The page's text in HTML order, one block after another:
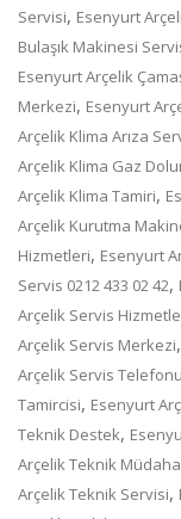
Servisi, Esenyurt
Bulaşık Makinesi
Esenyurt Arçelik
Merkezi, Esenyurt
Arçelik Klima Arıza
Arçelik Klima Gaz
Arçelik Klima Tamiri,
Arçelik Kurutma
Hizmetleri, Esenyurt
Servis 0212 433 02 42,
Arçelik Servis
Arçelik Servis Merkezi,
Arçelik Servis Telefonu
Tamircisi, Esenyurt
Teknik Destek,
Arçelik Teknik
Arçelik Teknik Servisi,